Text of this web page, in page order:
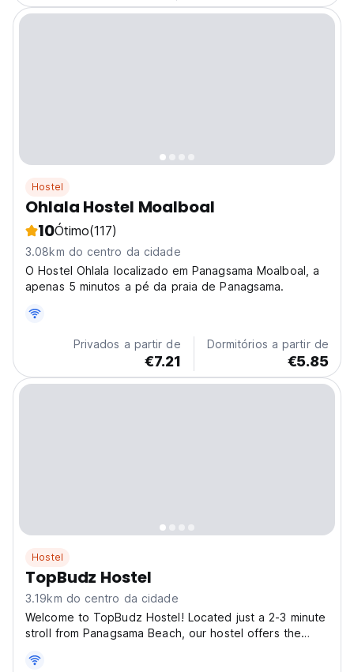
Hostel
Ohlala Hostel Moalboal
10Ótimo(117)
3.08km do centro da cidade
O Hostel Ohlala localizado em Panagsama Moalboal, a
apenas 5 minutos a pé da praia de Panagsama.
Privados a partir de
€7.21
Dormitórios a partir de
€5.85
Hostel
TopBudz Hostel
3.19km do centro da cidade
Welcome to TopBudz Hostel! Located just a 2-3 minute
stroll from Panagsama Beach, our hostel offers the
yourself snorkeling and swimming with turtles and